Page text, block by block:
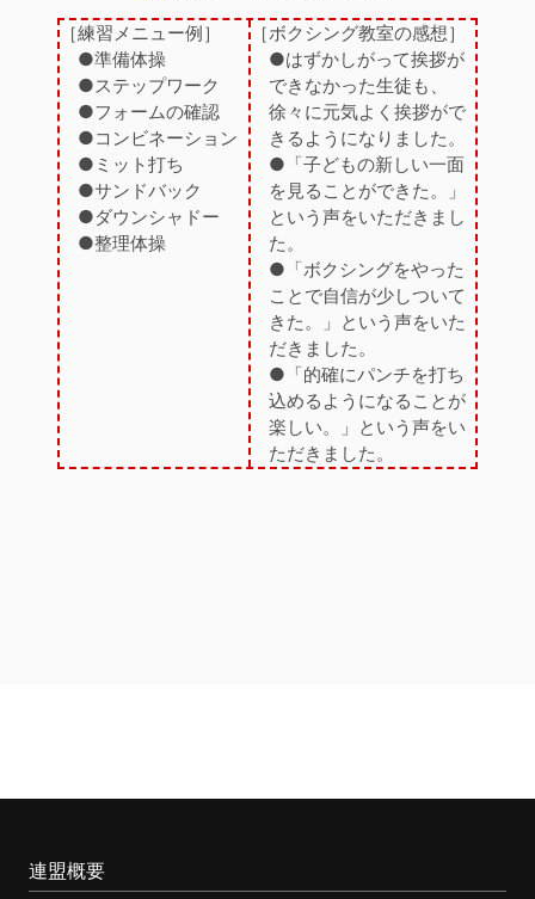
［練習メニュー例］
●準備体操
●ステップワーク
●フォームの確認
●コンビネーション
●ミット打ち
●サンドバック
●ダウンシャドー
●整理体操
［ボクシング教室の感想］
●はずかしがって挨拶が
できなかった生徒も、
徐々に元気よく挨拶がで
きるようになりました。
●「子どもの新しい一面
を見ることができた。」
という声をいただきまし
た。
●「ボクシングをやった
ことで自信が少しついて
きた。」という声をいた
だきました。
●「的確にパンチを打ち
込めるようになることが
楽しい。」という声をい
ただきました。
連盟概要